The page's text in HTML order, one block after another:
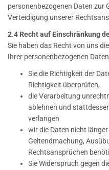
personenbezogenen Daten zur
Verteidigung unserer
2.4 Recht auf Einschränkung
Sie haben das Recht von uns
Ihrer personenbezogenen
Sie die Richtigkeit der
Richtigkeit überprüfen,
die Verarbeitung
ablehnen und
verlangen
wir die Daten nicht
Geltendmachung,
Rechtsansprüchen
Sie Widerspruch gegen